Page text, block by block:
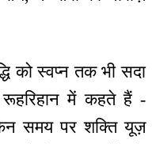
को स्वप्न तक भी सदा
में कहते हैं -
समय पर शक्ति यूज़